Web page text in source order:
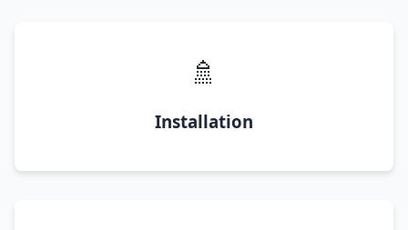
🚿
Installation